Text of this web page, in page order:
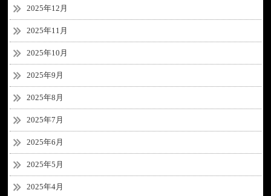
2025年12月
2025年11月
2025年10月
2025年9月
2025年8月
2025年7月
2025年6月
2025年5月
2025年4月